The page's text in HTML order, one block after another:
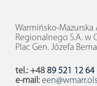
Warmińsko-
Regionalnego S.A. w
Plac Gen. Józefa
tel.: +48 89 521 12 64
e-mail: